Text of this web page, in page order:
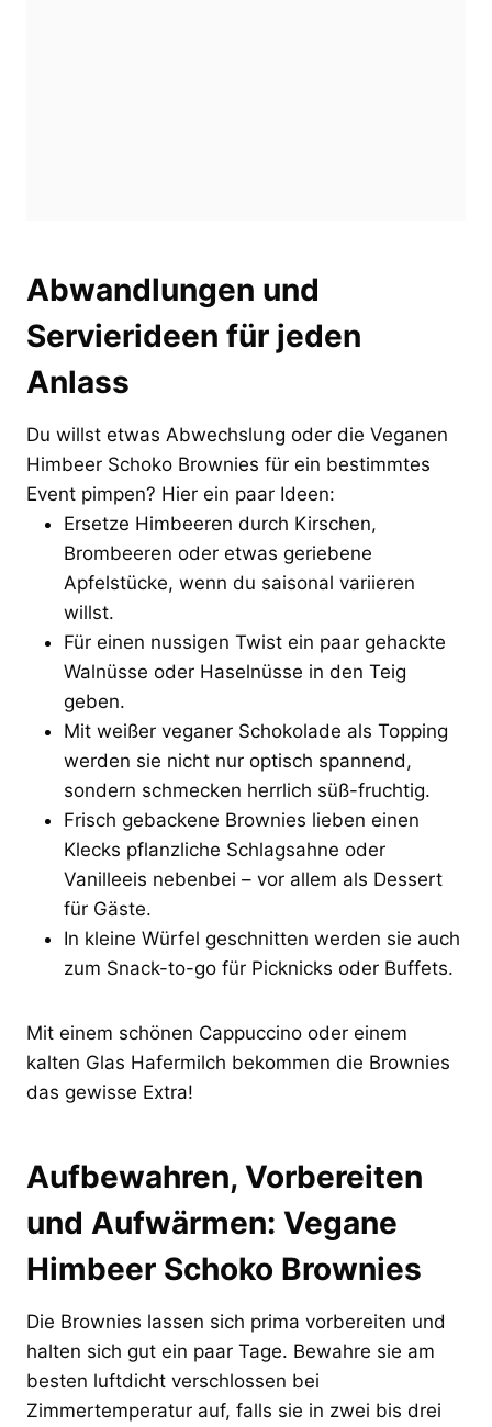
Abwandlungen und
Servierideen für jeden
Anlass
Du willst etwas Abwechslung oder die Veganen
Himbeer Schoko Brownies für ein bestimmtes
Event pimpen? Hier ein paar Ideen:
Ersetze Himbeeren durch Kirschen,
Brombeeren oder etwas geriebene
Apfelstücke, wenn du saisonal variieren
willst.
Für einen nussigen Twist ein paar gehackte
Walnüsse oder Haselnüsse in den Teig
geben.
Mit weißer veganer Schokolade als Topping
werden sie nicht nur optisch spannend,
sondern schmecken herrlich süß-fruchtig.
Frisch gebackene Brownies lieben einen
Klecks pflanzliche Schlagsahne oder
Vanilleeis nebenbei – vor allem als Dessert
für Gäste.
In kleine Würfel geschnitten werden sie auch
zum Snack-to-go für Picknicks oder Buffets.
Mit einem schönen Cappuccino oder einem
kalten Glas Hafermilch bekommen die Brownies
das gewisse Extra!
Aufbewahren, Vorbereiten
und Aufwärmen: Vegane
Himbeer Schoko Brownies
Die Brownies lassen sich prima vorbereiten und
halten sich gut ein paar Tage. Bewahre sie am
besten luftdicht verschlossen bei
Zimmertemperatur auf, falls sie in zwei bis drei